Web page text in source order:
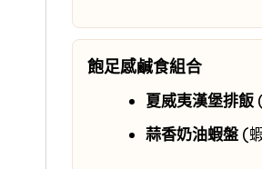
飽足感鹹食組合
夏威夷漢堡排飯
蒜香奶油蝦盤 (